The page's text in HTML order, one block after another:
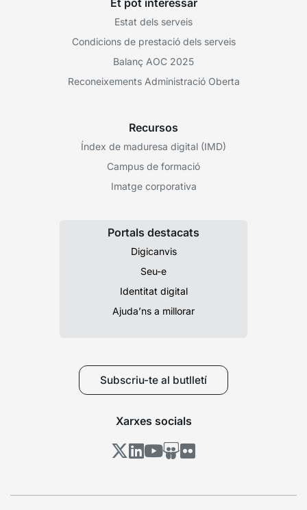
Et pot interessar
Estat dels serveis
Condicions de prestació dels serveis
Balanç AOC 2025
Reconeixements Administració Oberta
Recursos
Índex de maduresa digital (IMD)
Campus de formació
Imatge corporativa
Portals destacats
Digicanvis
Seu-e
Identitat digital
Ajuda’ns a millorar
Subscriu-te al butlletí
Xarxes socials